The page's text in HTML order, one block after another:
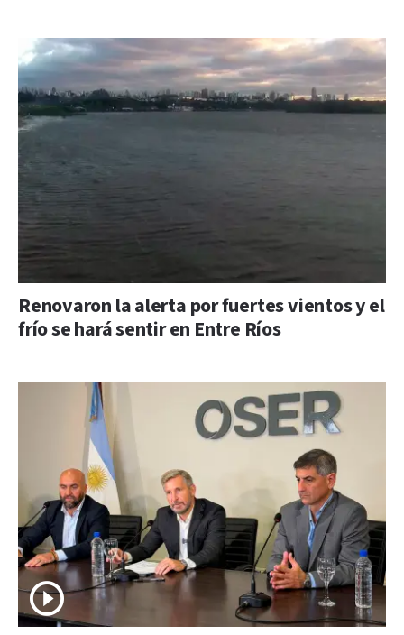
Renovaron la alerta por fuertes vientos y el
frío se hará sentir en Entre Ríos